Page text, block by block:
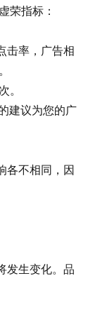
荣指标：
击率，广告相
。
建议为您的广
各不相同，因
发生变化。品